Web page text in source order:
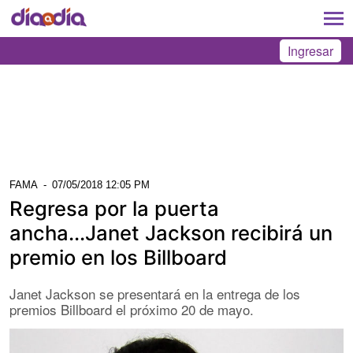
Ingresar
FAMA - 07/05/2018 12:05 PM
Regresa por la puerta
ancha...Janet Jackson recibirá un
premio en los Billboard
Janet Jackson se presentará en la entrega de los
premios Billboard el próximo 20 de mayo.